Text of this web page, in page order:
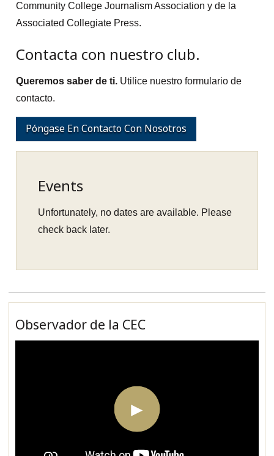
Community College Journalism Association y de la
Associated Collegiate Press.
Contacta con nuestro club.
Queremos saber de ti. Utilice nuestro formulario de
contacto.
Póngase En Contacto Con Nosotros
Events
Unfortunately, no dates are available. Please
check back later.
Observador de la CEC